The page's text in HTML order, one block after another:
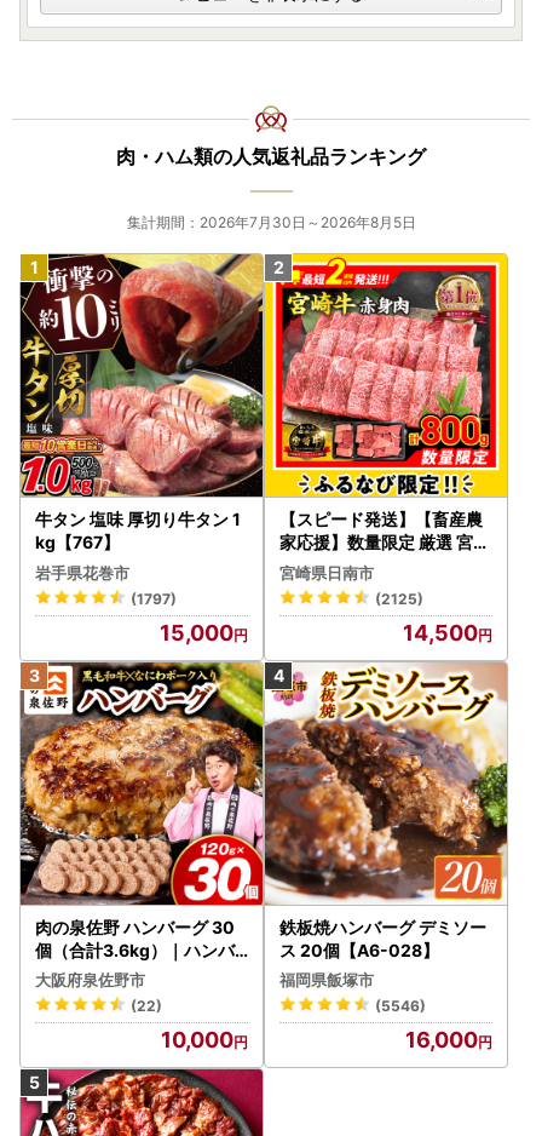
肉・ハム類の人気返礼品ランキング
集計期間：2026年7月30日～2026年8月5日
牛タン 塩味 厚切り牛タン 1
kg【767】
岩手県花巻市
(1797)
15,000
【スピード発送】【畜産農
家応援】数量限定 厳選 宮崎
牛 赤身 焼肉 計800g FN-Li
mited-PR_BDV5-26-2W
宮崎県日南市
(2125)
14,500
肉の泉佐野 ハンバーグ 30
個（合計3.6kg）｜ハンバ
ーグ 訳あり 黒毛和牛×なに
わポーク
大阪府泉佐野市
(22)
10,000
鉄板焼ハンバーグ デミソー
ス 20個【A6-028】
福岡県飯塚市
(5546)
16,000